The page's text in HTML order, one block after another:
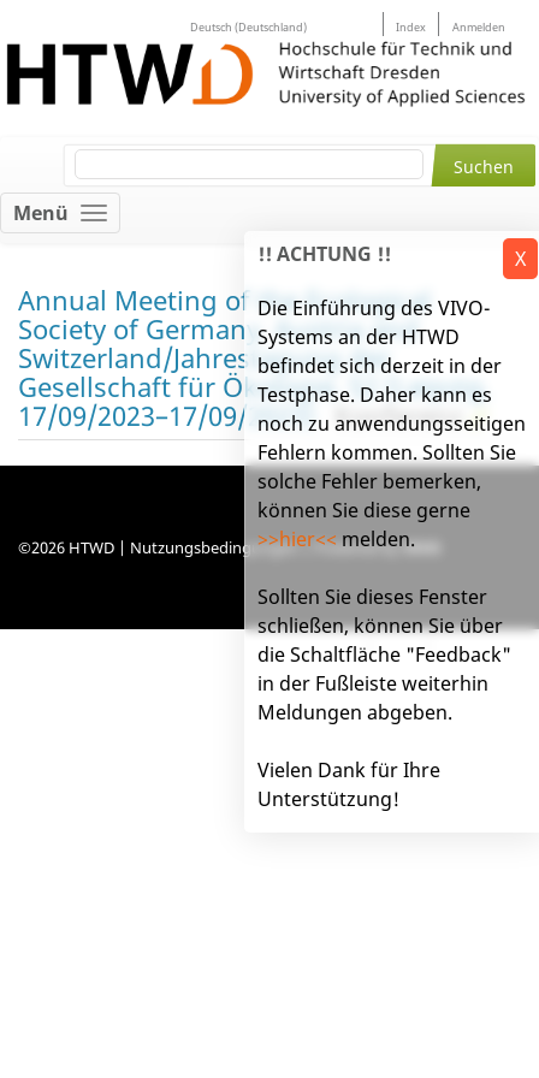
Deutsch (Deutschland) Index Anmelden
X
!! ACHTUNG !!
Die Einführung des VIVO-
Systems an der HTWD
befindet sich derzeit in der
Testphase. Daher kann es
noch zu anwendungsseitigen
Fehlern kommen. Sollten Sie
solche Fehler bemerken,
können Sie diese gerne
>>hier<< melden.
Sollten Sie dieses Fenster
schließen, können Sie über
die Schaltfläche "Feedback"
in der Fußleiste weiterhin
Meldungen abgeben.
Vielen Dank für Ihre
Unterstützung!
Menü
Annual Meeting of the Ecological
Society of Germany, Austria and
Switzerland/Jahrestagung der
Gesellschaft für Ökologie, 52 (Leipzig,
17/09/2023–17/09/2023) Konferenz
©2026 HTWD | Nutzungsbedingungen| Powered by VIVO
Impressum Hilfe Feedback